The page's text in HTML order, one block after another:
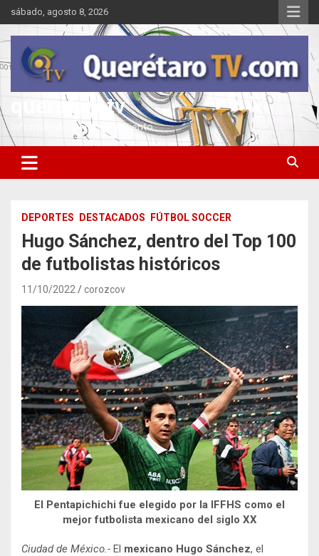
Saltar
al
contenido
sábado, agosto 8, 2026
queretarotv
Información y entretenimiento
DEPORTES DESTACADOS FÚTBOL SOCCER
Hugo Sánchez, dentro del Top 100
de futbolistas históricos
11/10/2022 corozcov
El Pentapichichi fue elegido por la IFFHS como el
mejor futbolista mexicano del siglo XX
Ciudad de México.- El mexicano Hugo Sánchez, el